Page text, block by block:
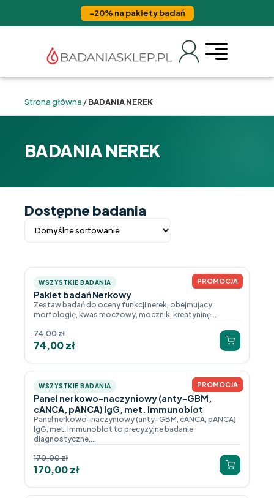
−20% na pakiety badań
Strona główna /BADANIA NEREK
BADANIA NEREK
Dostępne badania
PROMOCJA
WSZYSTKIE BADANIA
Pakiet badań Nerkowy
Zestaw badań do oceny funkcji nerek, obejmujący
morfologię, kwas moczowy, mocznik, kreatyninę...
74,00zł
74,00zł
PROMOCJA
WSZYSTKIE BADANIA
Panel nerkowo-naczyniowy (anty-GBM,
cANCA, pANCA) IgG, met. Immunoblot
Panel nerkowo-naczyniowy (anty-GBM, cANCA, pANCA)
IgG, met. Immunoblot to precyzyjne badanie
diagnostyczne,...
170,00zł
170,00zł